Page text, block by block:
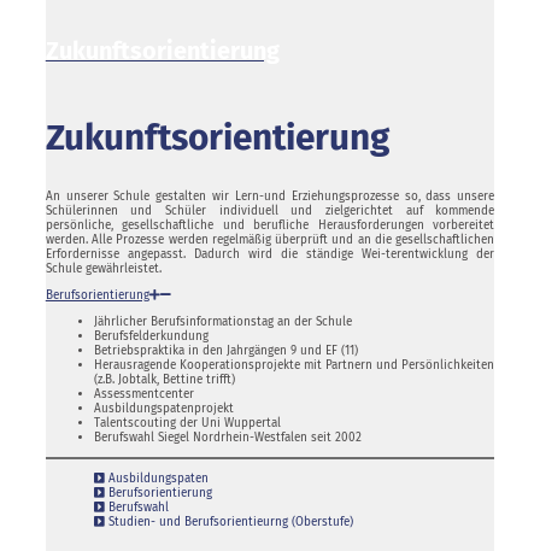
Zukunftsorientierung
An unserer Schule gestalten wir Lern-und Erziehungsprozesse so, dass unsere
Schülerinnen und Schüler individuell und zielgerichtet auf kommende
persönliche, gesellschaftliche und berufliche Herausforderungen vorbereitet
werden. Alle Prozesse werden regelmäßig überprüft und an die gesellschaftlichen
Erfordernisse angepasst. Dadurch wird die ständige Wei-terentwicklung der
Schule gewährleistet.
Berufsorientierung
Jährlicher Berufsinformationstag an der Schule
Berufsfelderkundung
Betriebspraktika in den Jahrgängen 9 und EF (11)
Herausragende Kooperationsprojekte mit Partnern und Persönlichkeiten
(z.B. Jobtalk, Bettine trifft)
Assessmentcenter
Ausbildungspatenprojekt
Talentscouting der Uni Wuppertal
Berufswahl Siegel Nordrhein-Westfalen seit 2002
Ausbildungspaten
Berufsorientierung
Berufswahl
Studien- und Berufsorientieurng (Oberstufe)